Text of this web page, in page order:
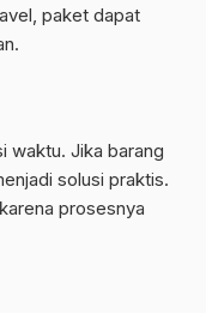
paket dapat
waktu. Jika barang
solusi praktis.
prosesnya